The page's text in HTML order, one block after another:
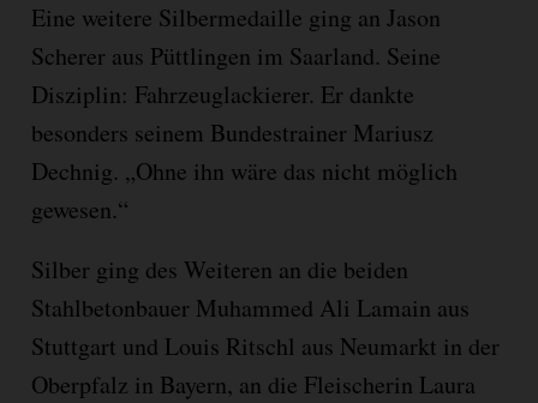
Eine weitere Silbermedaille ging an Jason
Scherer aus Püttlingen im Saarland. Seine
Disziplin: Fahrzeuglackierer. Er dankte
besonders seinem Bundestrainer Mariusz
Dechnig. „Ohne ihn wäre das nicht möglich
gewesen.“
Silber ging des Weiteren an die beiden
Stahlbetonbauer Muhammed Ali Lamain aus
Stuttgart und Louis Ritschl aus Neumarkt in der
Oberpfalz in Bayern, an die Fleischerin Laura